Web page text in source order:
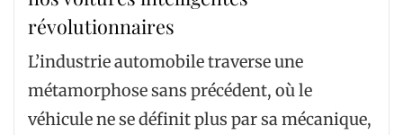
révolutionnaires
L’industrie automobile traverse une
métamorphose sans précédent, où le
véhicule ne se définit plus par sa mécanique,